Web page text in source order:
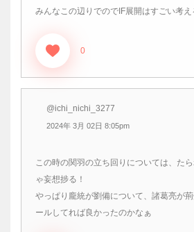
みんなこの辺りでのでIF展開はすごい考
0
@ichi_nichi_3277
2024年 3月 02日 8:05pm
この時の関羽の立ち回りについては、た
ゃ妄想捗る！
やっぱり龐統が劉備について、諸葛亮が
ールしてれば良かったのかなぁ